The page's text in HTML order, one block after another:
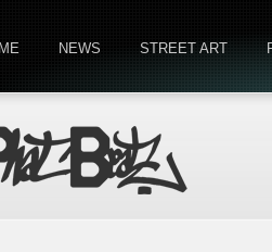
NEWS STREET ART